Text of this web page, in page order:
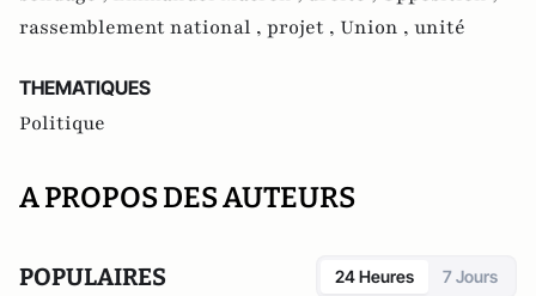
rassemblement national , projet , Union , unité
THEMATIQUES
Politique
A PROPOS DES AUTEURS
POPULAIRES 24 Heures 7 Jours